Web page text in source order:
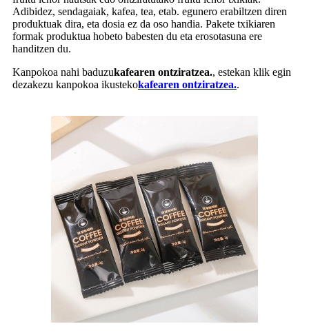
Adibidez, sendagaiak, kafea, tea, etab. egunero erabiltzen diren
produktuak dira, eta dosia ez da oso handia. Pakete txikiaren
formak produktua hobeto babesten du eta erosotasuna ere
handitzen du.
Kanpokoa nahi baduzukafearen ontziratzea., estekan klik egin
dezakezu kanpokoa ikustekokafearen ontziratzea..